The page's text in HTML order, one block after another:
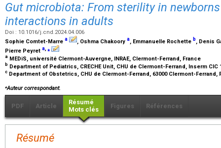
Gut microbiota: From sterility in
interactions in adults
Doi : 10.1016/j.cnd.2024.04.006
Sophie Comtet-Marre a , Oshma Chakoory a, Emmanuelle Rochette b, Denis
Pierre Peyret a,⁎
a MEDiS, université Clermont-Auvergne, INRAE, Clermont-Ferrand, France
b Department of Pediatrics, CRECHE Unit, CHU de Clermont-Ferrand, Inserm
c Department of Obstetrics, CHU de Clermont-Ferrand, 63000 Clermont-Ferrand,
⁎Auteur correspondant.
PDF Article
Résumé
Mots clés
Figures Références
Résumé